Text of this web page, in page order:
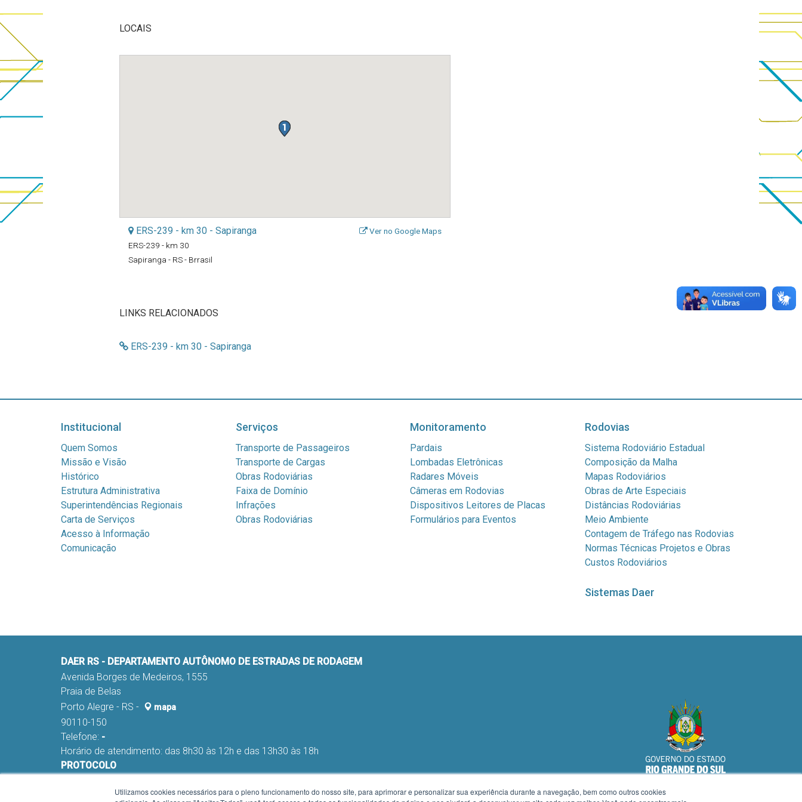
LOCAIS
ERS-239 - km 30 - Sapiranga
ERS-239 - km 30
Sapiranga - RS - Brrasil
Ver no Google Maps
LINKS RELACIONADOS
ERS-239 - km 30 - Sapiranga
Institucional
Quem Somos
Missão e Visão
Histórico
Estrutura Administrativa
Superintendências Regionais
Carta de Serviços
Acesso à Informação
Comunicação
Serviços
Transporte de Passageiros
Transporte de Cargas
Obras Rodoviárias
Faixa de Domínio
Infrações
Obras Rodoviárias
Monitoramento
Pardais
Lombadas Eletrônicas
Radares Móveis
Câmeras em Rodovias
Dispositivos Leitores de Placas
Formulários para Eventos
Rodovias
Sistema Rodoviário Estadual
Composição da Malha
Mapas Rodoviários
Obras de Arte Especiais
Distâncias Rodoviárias
Meio Ambiente
Contagem de Tráfego nas Rodovias
Normas Técnicas Projetos e Obras
Custos Rodoviários
Sistemas Daer
DAER RS - DEPARTAMENTO AUTÔNOMO DE ESTRADAS DE RODAGEM
Avenida Borges de Medeiros, 1555
Praia de Belas
Porto Alegre - RS -
mapa
90110-150
Telefone: -
Horário de atendimento: das 8h30 às 12h e das 13h30 às 18h
PROTOCOLO
nca-proa@daer.rs.gov.br
Utilizamos cookies necessários para o pleno funcionamento do nosso site, para aprimorar e personalizar sua experiência durante a navegação, bem como outros cookies